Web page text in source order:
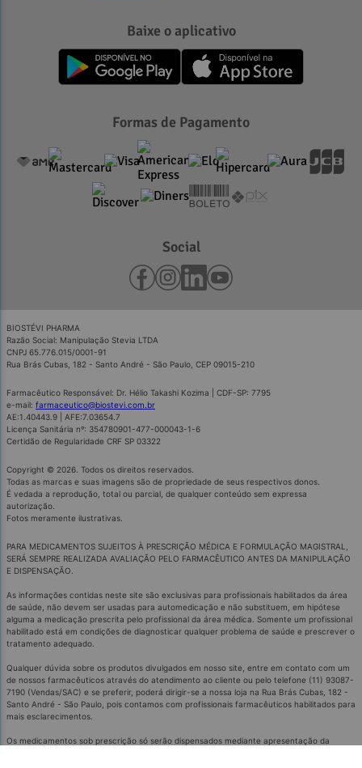
Baixe o aplicativo
Formas de Pagamento
Social
BIOSTÉVI PHARMA
Razão Social: Manipulação Stevia LTDA
CNPJ 65.776.015/0001-91
Rua Brás Cubas, 182 - Santo André - São Paulo, CEP 09015-210
Farmacêutico Responsável: Dr. Hélio Takashi Kozima | CDF-SP: 7795
e-mail: farmaceutico@biostevi.com.br
AE:1.40443.9 | AFE:7.03654.7
Licença Sanitária nº: 354780901-477-000043-1-6
Certidão de Regularidade CRF SP 03322
Copyright © 2026. Todos os direitos reservados.
Todas as marcas e suas imagens são de propriedade de seus respectivos donos.
É vedada a reprodução, total ou parcial, de qualquer conteúdo sem expressa
autorização.
Fotos meramente ilustrativas.
PARA MEDICAMENTOS SUJEITOS À PRESCRIÇÃO MÉDICA E FORMULAÇÃO MAGISTRAL,
SERÁ SEMPRE REALIZADA AVALIAÇÃO PELO FARMACÊUTICO ANTES DA MANIPULAÇÃO
E DISPENSAÇÃO.
As informações contidas neste site são exclusivas para profissionais habilitados da área
de saúde, não devem ser usadas para automedicação e não substituem, em hipótese
alguma a medicação prescrita pelo profissional da área médica. Somente um profissional
habilitado está em condições de diagnosticar qualquer problema de saúde e prescrever o
tratamento adequado.
Qualquer dúvida sobre os produtos divulgados em nosso site, entre em contato com um
de nossos farmacêuticos através do atendimento ao cliente ou pelo telefone (11) 93087-
7190 (Vendas/SAC) e se preferir, poderá dirigir-se a nossa loja na Rua Brás Cubas, 182 -
Santo André - São Paulo, pois contamos com profissionais farmacêuticos habilitados para
mais esclarecimentos.
Os medicamentos sob prescrição só serão dispensados mediante apresentação da